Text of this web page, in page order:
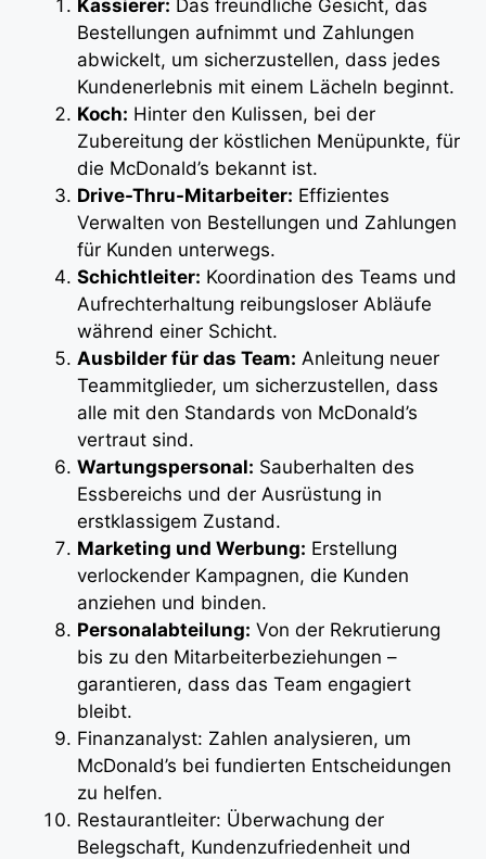
Kassierer: Das freundliche Gesicht, das
Bestellungen aufnimmt und Zahlungen
abwickelt, um sicherzustellen, dass jedes
Kundenerlebnis mit einem Lächeln beginnt.
Koch: Hinter den Kulissen, bei der
Zubereitung der köstlichen Menüpunkte, für
die McDonald’s bekannt ist.
Drive-Thru-Mitarbeiter: Effizientes
Verwalten von Bestellungen und Zahlungen
für Kunden unterwegs.
Schichtleiter: Koordination des Teams und
Aufrechterhaltung reibungsloser Abläufe
während einer Schicht.
Ausbilder für das Team: Anleitung neuer
Teammitglieder, um sicherzustellen, dass
alle mit den Standards von McDonald’s
vertraut sind.
Wartungspersonal: Sauberhalten des
Essbereichs und der Ausrüstung in
erstklassigem Zustand.
Marketing und Werbung: Erstellung
verlockender Kampagnen, die Kunden
anziehen und binden.
Personalabteilung: Von der Rekrutierung
bis zu den Mitarbeiterbeziehungen –
garantieren, dass das Team engagiert
bleibt.
Finanzanalyst: Zahlen analysieren, um
McDonald’s bei fundierten Entscheidungen
zu helfen.
Restaurantleiter: Überwachung der
Belegschaft, Kundenzufriedenheit und